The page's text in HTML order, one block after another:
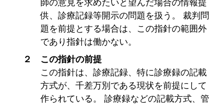
供、診療記録等開示の問題を扱う。 裁判問
題を前提とする場合は、この指針の範囲外
であり指針は働かない。
２ この指針の前提
この指針は、診療記録、特に診療録の記載
方式が、千差万別である現状を前提にして
作られている。 診療録などの記載方式、管